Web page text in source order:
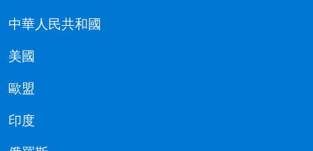
中華人民共和國
美國
歐盟
印度